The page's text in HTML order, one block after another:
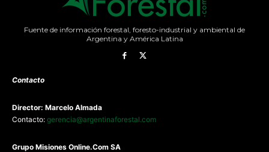
Fuente de información forestal, foresto-industrial y ambiental de
Argentina y América Latina
Contacto
Director: Marcelo Almada
Contacto: gerencia@argentinaforestal.com
Grupo Misiones Online.Com SA